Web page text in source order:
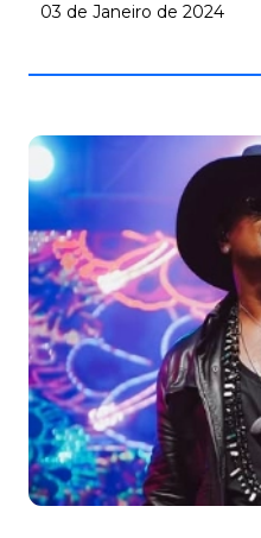
03 de Janeiro de 2024